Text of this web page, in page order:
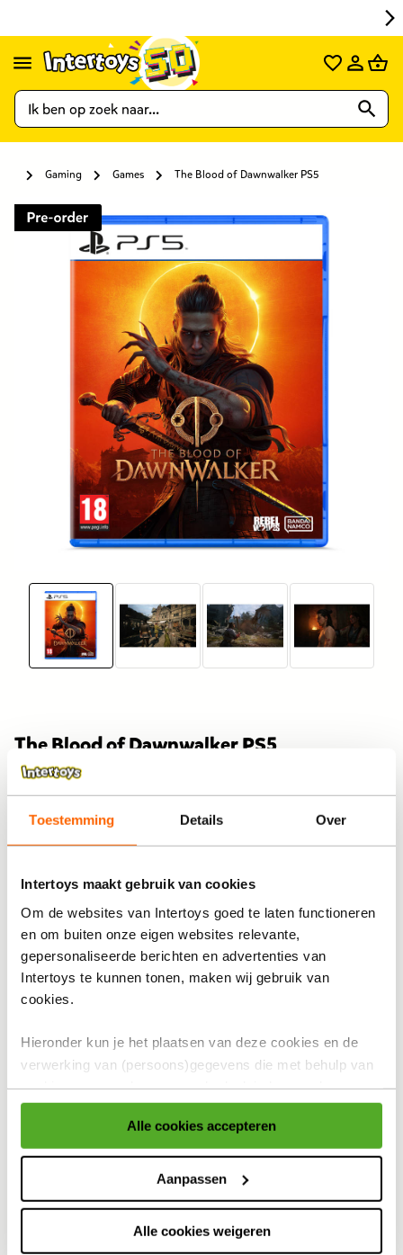
Toestemming Details Over
Intertoys maakt gebruik van cookies
Om de websites van Intertoys goed te laten functioneren
en om buiten onze eigen websites relevante,
gepersonaliseerde berichten en advertenties van
Intertoys te kunnen tonen, maken wij gebruik van
cookies.
Hieronder kun je het plaatsen van deze cookies en de
verwerking van (persoons)gegevens die met behulp van
cookies voor eerder genoemde doeleinden worden
verzameld accepteren of aanpassen.
Voor meer informatie over cookies verwijzen wij naar onze
Alle cookies accepteren
Aanpassen
Alle cookies weigeren
Gaming Games The Blood of Dawnwalker PS5
The Blood of Dawnwalker PS5
Artikelnummer:
Releasedatum: donderdag 3 september 2026
prijs
dit
product
is
64,99
euro.
Aflevering
Thuisbezorgen
Ophalen in de winkel
Gratis ophalen na 60 minuten!
Op werkdagen besteld, binnen 1-2 dagen in huis
Gratis thuisbezorgd
Gratis retour en 30 dagen bedenktijd